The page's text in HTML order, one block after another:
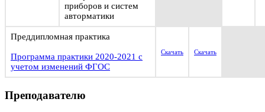
приборов и систем
авторматики
Преддипломная практика
Программа практики 2020-2021 с
учетом изменений ФГОС
Скачать Скачать
Преподавателю